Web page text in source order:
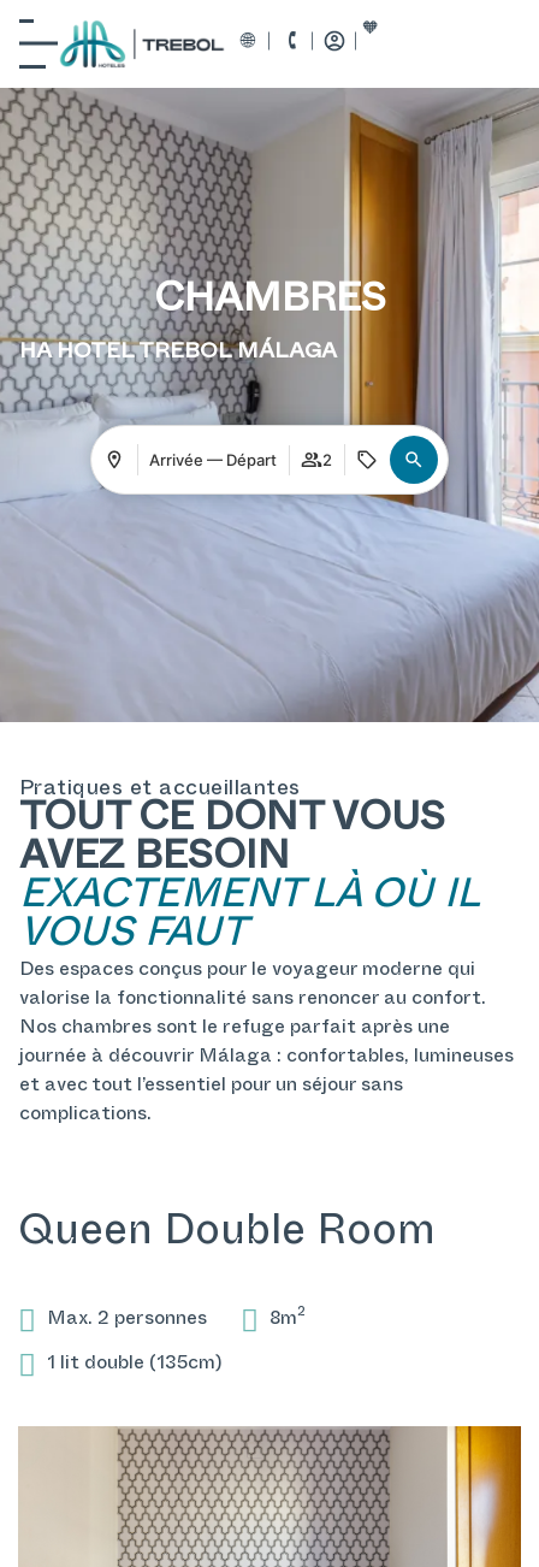
CHAMBRES
HA HOTEL TREBOL MÁLAGA
Arrivée — Départ 2
Pratiques et accueillantes
TOUT CE DONT VOUS
AVEZ BESOIN
EXACTEMENT LÀ OÙ IL
VOUS FAUT
Des espaces conçus pour le voyageur moderne qui
valorise la fonctionnalité sans renoncer au confort.
Nos chambres sont le refuge parfait après une
journée à découvrir Málaga : confortables, lumineuses
et avec tout l’essentiel pour un séjour sans
complications.
Queen Double Room
Max. 2 personnes 8m
2
1 lit double (135cm)